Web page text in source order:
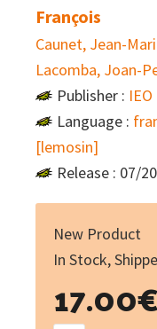
François
Caunet, Jean-
Lacomba, Joan-
Publisher :
Language :
[lemosin]
Release : 07/
New Product
In Stock,
17.00€